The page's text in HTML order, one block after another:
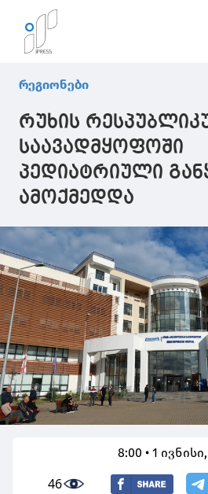
რეგიონები
რუხის
საავადმყოფოში
პედიატრიული
ამოქმედდა
8:00 • 1
46